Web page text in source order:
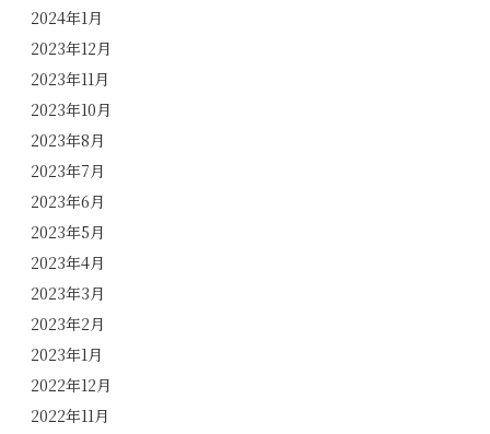
2024年1月
2023年12月
2023年11月
2023年10月
2023年8月
2023年7月
2023年6月
2023年5月
2023年4月
2023年3月
2023年2月
2023年1月
2022年12月
2022年11月